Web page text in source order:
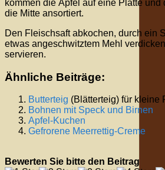
kommen die Äpfel auf eine Platte
die Mitte ansortiert.
Den Fleischsaft abkochen, durch ein
etwas angeschwitztem Mehl
servieren.
Ähnliche Beiträge:
Butterteig (Blätterteig) für kleine
Bohnen mit Speck und Birnen
Apfel-Kuchen
Gefrorene Meerrettig-Creme
Bewerten Sie bitte den Beitrag